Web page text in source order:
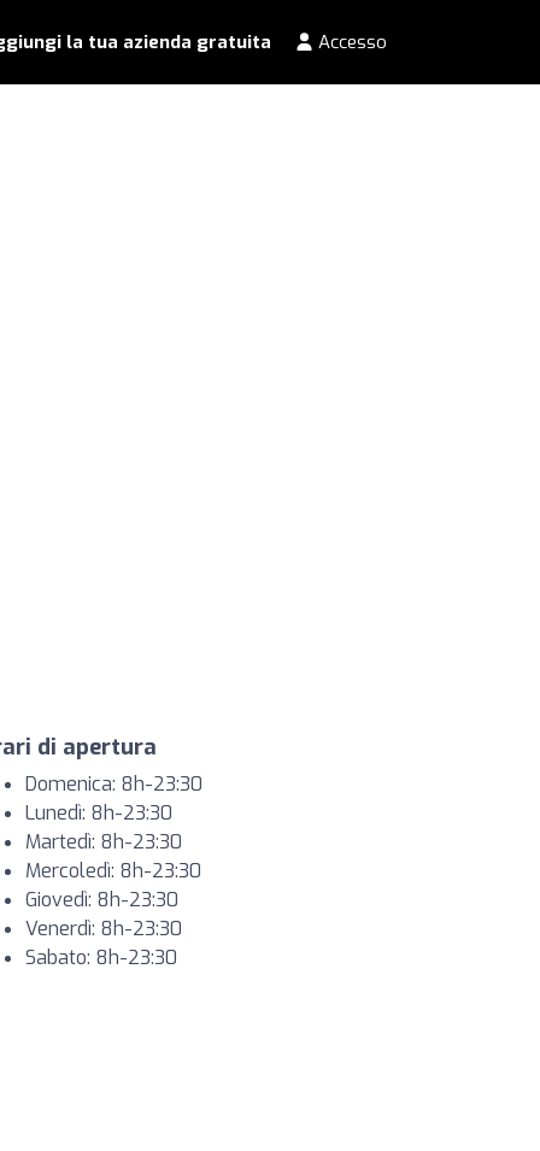
la tua azienda gratuita Accesso
di apertura
Domenica: 8h-23:30
Lunedì: 8h-23:30
Martedì: 8h-23:30
Mercoledì: 8h-23:30
Giovedì: 8h-23:30
Venerdì: 8h-23:30
Sabato: 8h-23:30